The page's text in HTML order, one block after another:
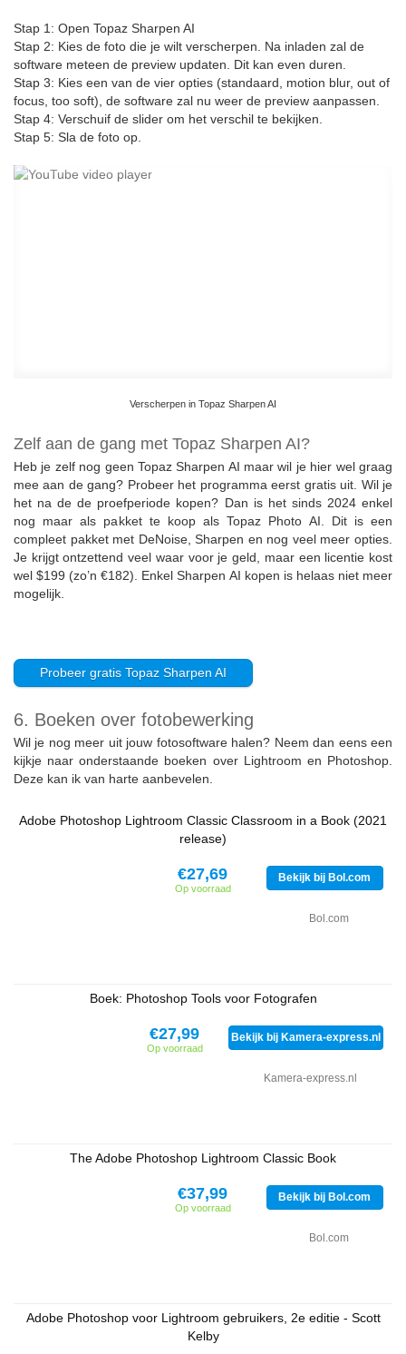
Stap 1: Open Topaz Sharpen AI
Stap 2: Kies de foto die je wilt verscherpen. Na inladen zal de
software meteen de preview updaten. Dit kan even duren.
Stap 3: Kies een van de vier opties (standaard, motion blur, out of
focus, too soft), de software zal nu weer de preview aanpassen.
Stap 4: Verschuif de slider om het verschil te bekijken.
Stap 5: Sla de foto op.
Verscherpen in Topaz Sharpen AI
Zelf aan de gang met Topaz Sharpen AI?
Heb je zelf nog geen Topaz Sharpen AI maar wil je hier wel graag
mee aan de gang? Probeer het programma eerst gratis uit. Wil je
het na de de proefperiode kopen? Dan is het sinds 2024 enkel
nog maar als pakket te koop als Topaz Photo AI. Dit is een
compleet pakket met DeNoise, Sharpen en nog veel meer opties.
Je krijgt ontzettend veel waar voor je geld, maar een licentie kost
wel $199 (zo’n €182). Enkel Sharpen AI kopen is helaas niet meer
mogelijk.
Probeer gratis Topaz Sharpen AI
6. Boeken over fotobewerking
Wil je nog meer uit jouw fotosoftware halen? Neem dan eens een
kijkje naar onderstaande boeken over Lightroom en Photoshop.
Deze kan ik van harte aanbevelen.
Adobe Photoshop Lightroom Classic Classroom in a Book (2021
release)
€27,69
Op voorraad
Bekijk bij Bol.com
Bol.com
Boek: Photoshop Tools voor Fotografen
€27,99
Op voorraad
Bekijk bij Kamera-express.nl
Kamera-express.nl
The Adobe Photoshop Lightroom Classic Book
€37,99
Op voorraad
Bekijk bij Bol.com
Bol.com
Adobe Photoshop voor Lightroom gebruikers, 2e editie - Scott
Kelby